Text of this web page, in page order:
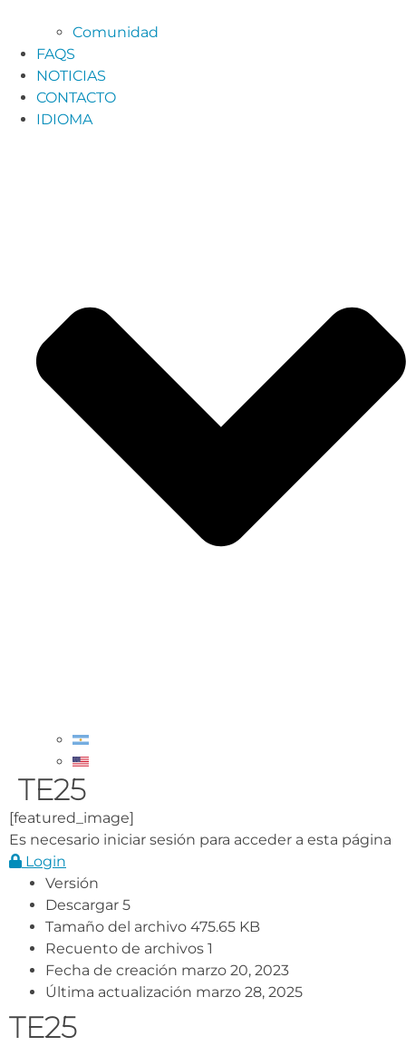
Comunidad
FAQS
NOTICIAS
CONTACTO
IDIOMA
TE25
[featured_image]
Es necesario iniciar sesión para acceder a esta página
Login
Versión
Descargar 5
Tamaño del archivo 475.65 KB
Recuento de archivos 1
Fecha de creación marzo 20, 2023
Última actualización marzo 28, 2025
TE25